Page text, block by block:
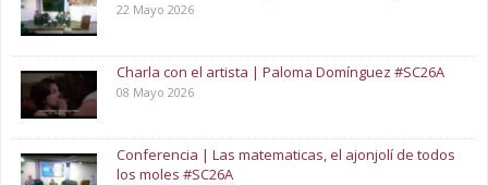
22 Mayo 2026
Charla con el artista | Paloma Domínguez #SC26A
08 Mayo 2026
Conferencia | Las matematicas, el ajonjolí de todos
los moles #SC26A